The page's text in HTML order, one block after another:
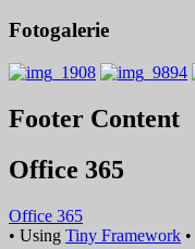
Fotogalerie
Footer Content
Office 365
Office 365
• Using Tiny Framework •